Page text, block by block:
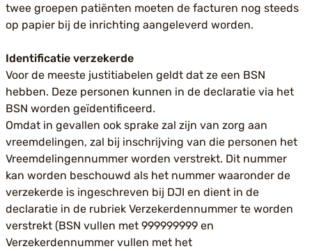
twee groepen patiënten moeten de facturen nog steeds
op papier bij de inrichting aangeleverd worden.
Identificatie verzekerde
Voor de meeste justitiabelen geldt dat ze een BSN
hebben. Deze personen kunnen in de declaratie via het
BSN worden geïdentificeerd.
Omdat in gevallen ook sprake zal zijn van zorg aan
vreemdelingen, zal bij inschrijving van die personen het
Vreemdelingennummer worden verstrekt. Dit nummer
kan worden beschouwd als het nummer waaronder de
verzekerde is ingeschreven bij DJI en dient in de
declaratie in de rubriek Verzekerdennummer te worden
verstrekt (BSN vullen met 999999999 en
Verzekerdennummer vullen met het